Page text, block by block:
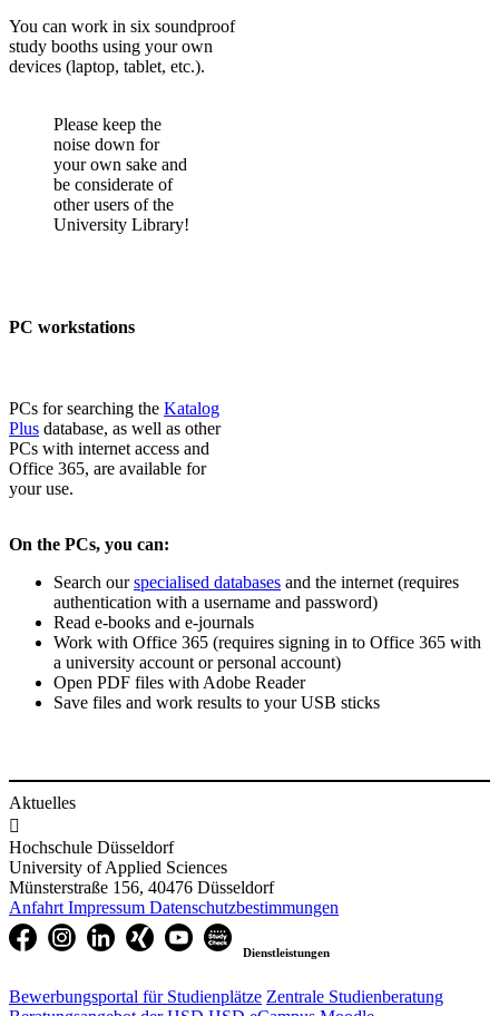
You can work in six soundproof
study booths using your own
devices (laptop, tablet, etc.).
Please keep the
noise down for
your own sake and
be considerate of
other users of the
University Library!
PC workstations
PCs for searching the Katalog
Plus database, as well as other
PCs with internet access and
Office 365, are available for
your use.
On the PCs, you can:
Search ourspecialised databases and the internet (requires
authentication with a username and password)
Read e-books and e-journals
Work with Office 365 (requires signing in to Office 365 with
a university account or personal account)
Open PDF files with Adobe Reader
Save files and work results to your USB sticks
Aktuelles

Hochschule Düsseldorf
University of Applied Sciences
Münsterstraße 156, 40476 Düsseldorf
Anfahrt Impressum Datenschutzbestimmungen
Dienstleistungen
Bewerbungsportal für Studienplätze Zentrale Studienberatung